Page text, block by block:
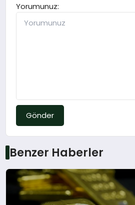
Yorumunuz:
Gönder
Benzer Haberler